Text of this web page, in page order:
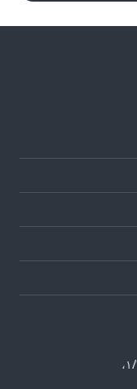
الرياض ١٣٢٢٥، اشبيليا، الحمرا سيتي، مبنى ١/٣،